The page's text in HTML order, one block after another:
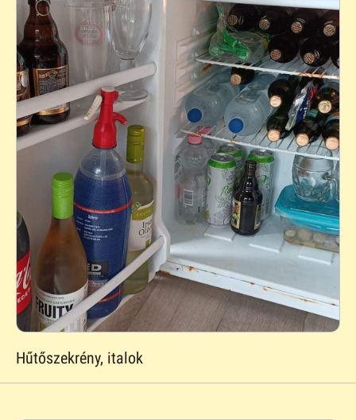
Hűtőszekrény, italok